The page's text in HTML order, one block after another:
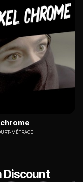
MÉTRAGE
Discount